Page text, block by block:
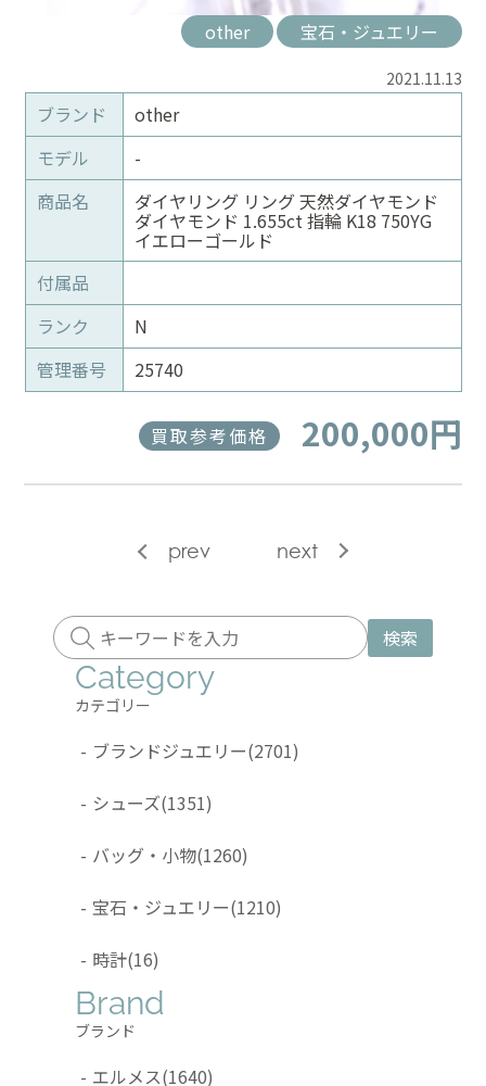
other 宝石・ジュエリー
2021.11.13
ブランド
other
モデル
-
商品名
ダイヤリング リング 天然ダイヤモンド
ダイヤモンド 1.655ct 指輪 K18 750YG
イエローゴールド
付属品
ランク
N
管理番号
25740
買取参考価格 200,000円
prev next
検索
Category
カテゴリー
- ブランドジュエリー(2701)
- シューズ(1351)
- バッグ・小物(1260)
- 宝石・ジュエリー(1210)
- 時計(16)
Brand
ブランド
- エルメス(1640)